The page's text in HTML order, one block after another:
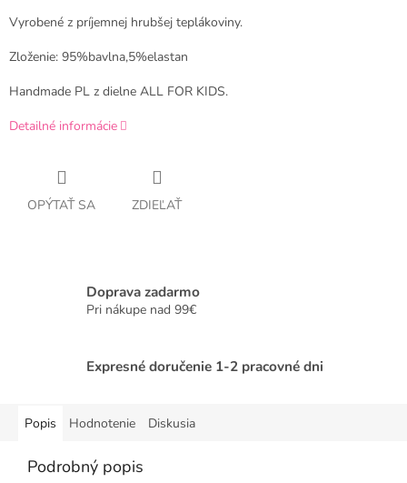
Vyrobené z príjemnej hrubšej teplákoviny.
Zloženie: 95%bavlna,5%elastan
Handmade PL z dielne ALL FOR KIDS.
Detailné informácie
OPÝTAŤ SA ZDIEĽAŤ
Doprava zadarmo
Pri nákupe nad 99€
Expresné doručenie 1-2 pracovné dni
Popis Hodnotenie Diskusia
Podrobný popis